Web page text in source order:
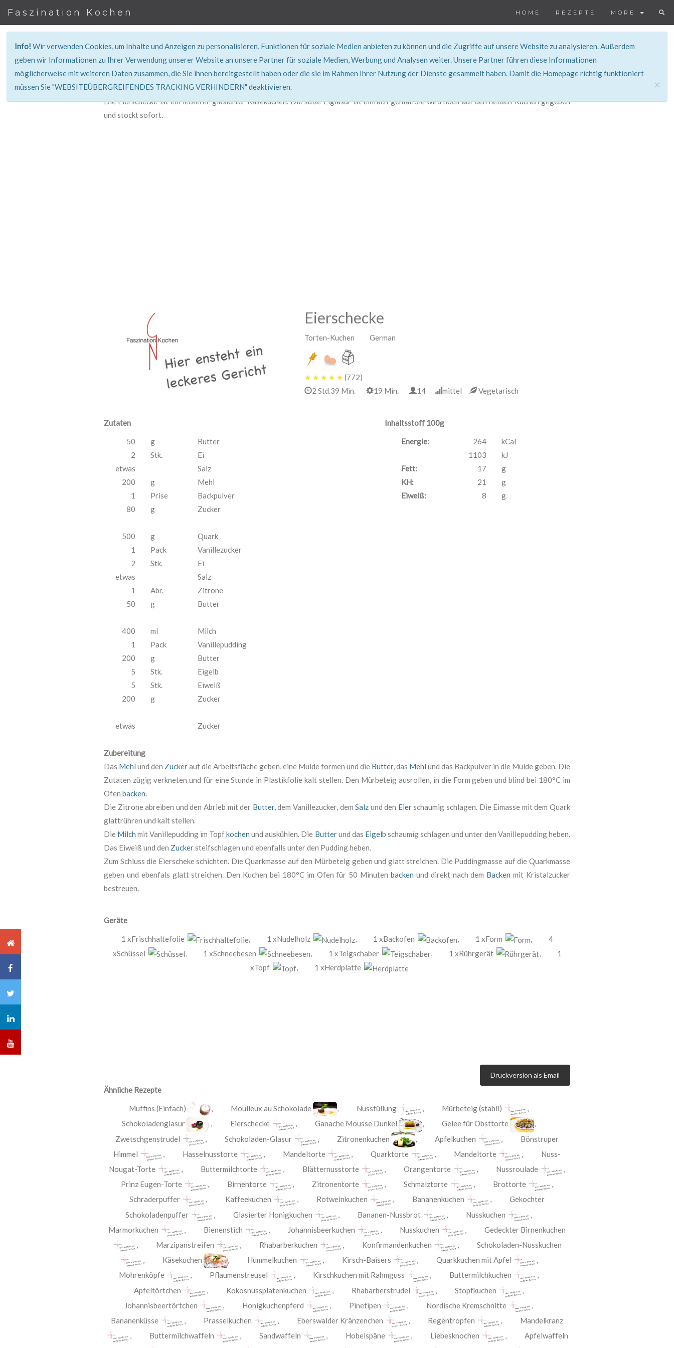
Faszination Kochen HOME REZEPTE MORE
Info!Wir verwenden Cookies, um Inhalte und Anzeigen zu personalisieren, Funktionen für soziale Medien anbieten zu können und die Zugriffe auf unsere Website zu analysieren. Außerdem
geben wir Informationen zu Ihrer Verwendung unserer Website an unsere Partner für soziale Medien, Werbung und Analysen weiter. Unsere Partner führen diese Informationen
möglicherweise mit weiteren Daten zusammen, die Sie ihnen bereitgestellt haben oder die sie im Rahmen Ihrer Nutzung der Dienste gesammelt haben. Damit die Homepage richtig funktioniert
müssen Sie "WEBSITEÜBERGREIFENDES TRACKING VERHINDERN" deaktivieren.
×
REZEPT
Die Eierschecke ist ein leckerer glasierter Käsekuchen. Die süße Eiglasur ist einfach genial. Sie wird noch auf den heißen Kuchen gegeben
und stockt sofort.
Eierschecke
Torten-Kuchen German
★ ★ ★ ★ ★ (772)
2 Std.39 Min.
19 Min. 14 mittel Vegetarisch
Zutaten
50 g
Butter
2
Stk.
Ei
etwas
Salz
200
g
Mehl
1
Prise
Backpulver
80
g Zucker
500 g
Quark
1
Pack
Vanillezucker
2
Stk.
Ei
etwas
Salz
1
Abr.
Zitrone
50
g Butter
400 ml
Milch
1
Pack
Vanillepudding
200
g
Butter
5
Stk.
Eigelb
5
Stk.
Eiweiß
200
g Zucker
etwas Zucker
Inhaltsstoff 100g
Energie: 264
kCal
1103
kJ
Fett:
17
g
KH:
21
g
Eiweiß:
8 g
Zubereitung
Das Mehl und den Zuckerauf die Arbeitsfläche geben, eine Mulde formen und die Butter, das Mehl und das Backpulver in die Mulde geben. Die
Zutaten zügig verkneten und für eine Stunde in Plastikfolie kalt stellen. Den Mürbeteig ausrollen, in die Form geben und blind bei 180°C im
Ofen backen.
Die Zitrone abreiben und den Abrieb mit der Butter, dem Vanillezucker, demSalz und den Eierschaumig schlagen. Die Eimasse mit dem Quark
glattrühren und kalt stellen.
Die Milch mit Vanillepudding im Topfkochen und auskühlen. Die Butterund das Eigelb schaumig schlagen und unter den Vanillepudding heben.
Das Eiweiß und den Zuckersteifschlagen und ebenfalls unter den Pudding heben.
Zum Schluss die Eierscheke schichten. Die Quarkmasse auf den Mürbeteig geben und glatt streichen. Die Puddingmasse auf die Quarkmasse
geben und ebenfals glatt streichen. Den Kuchen bei 180°C im Ofen für 50 Minuten backen und direkt nach dem Backen mit Kristalzucker
bestreuen.
Geräte
1 xFrischhaltefolie , 1 xNudelholz , 1 xBackofen , 1 xForm ,
4
xSchüssel
, 1 xSchneebesen , 1 xTeigschaber , 1 xRührgerät ,
1
xTopf
, 1 xHerdplatte
Druckversion als Email
Ähnliche Rezepte
Muffins (Einfach) , Moulleux au Schokolade , Nussfüllung , Mürbeteig (stabil)
,
Schokoladenglasur
, Eierschecke , Ganache Mousse Dunkel ,Gelee für Obsttorte
,
Zwetschgenstrudel
,Schokoladen-Glasur Zitronenkuchen , Apfelkuchen
Bönstruper
Himmel
, Hasselnusstorte , Mandeltorte , Quarktorte , Mandeltorte , Nuss-
Nougat-Torte
, Buttermilchtorte , Blätternusstorte ,Orangentorte , Nussroulade
,
Prinz Eugen-Torte
, Birnentorte , Zitronentorte ,Schmalztorte , Brottorte
,
Schraderpuffer
, Kaffeekuchen , Rotweinkuchen , Bananenkuchen , Gekochter
Schokoladenpuffer
,Glasierter Honigkuchen Bananen-Nussbrot Nusskuchen
Marmorkuchen
, Bienenstich , Johannisbeerkuchen , Nusskuchen , Gedeckter Birnenkuchen
, Marzipanstreifen , Rhabarberkuchen , Konfirmandenkuchen , Schokoladen-Nusskuchen
, Käsekuchen , Hummelkuchen , Kirsch-Baisers , Quarkkuchen mit Apfel
,
Mohrenköpfe
, Pflaumenstreusel , Kirschkuchen mit Rahmguss , Buttermilchkuchen
,
Apfeltörtchen
Kokosnussplatenkuchen Rhabarberstrudel ,Stopfkuchen
Johannisbeertörtchen
, Honigkuchenpferd , Pinetipen , Nordische Kremschnitte
,
Bananenküsse
, Prasselkuchen , Eberswalder Kränzenchen , Regentropfen , Mandelkranz
, Buttermilchwaffeln , Sandwaffeln , Hobelspäne , Liebesknochen , Apfelwaffeln